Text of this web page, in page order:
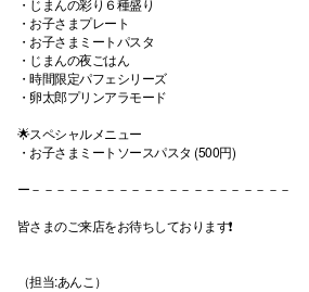
・じまんの彩り６種盛り
・お子さまプレート
・お子さまミートパスタ
・じまんの夜ごはん
・時間限定パフェシリーズ
・卵太郎プリンアラモード
🌟スペシャルメニュー
・お子さまミートソースパスタ (500円)
ー－－－－－－－－－－－－－－－－－－－－－
皆さまのご来店をお待ちしております❗️
（担当:あんこ）